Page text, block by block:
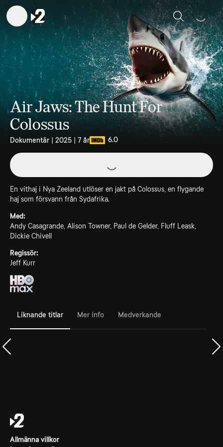
Sök
Air Jaws: The Hunt For
Colossus
Dokumentär | 2025 | 7 år 6.0
En vithaj i Nya Zeeland utlöser en jakt på Colossus, en flygande
haj som försvann från Sydafrika.
Med:
Andy Casagrande, Alison Towner, Paul de Gelder, Fluff Leask,
Dickie Chivell
Regissör:
Jeff Kurr
Liknande titlar Mer info Medverkande
Allmänna villkor